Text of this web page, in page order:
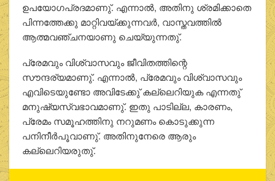
ഉപയോഗപ്രദമാണു്. എന്നാല്‍, അതിനു ശ്രമിക്കാതെ
പിന്നത്തേക്കു മാറ്റിവയ്ക്കുന്നവര്‍, വാസ്തവത്തില്‍
ആത്മവഞ്ചനയാണു ചെയ്യുന്നതു്.
പ്രേമവും വിശ്വാസവും ജീവിതത്തിന്റെ
സൗന്ദര്യമാണു്. എന്നാല്‍, പ്രേമവും വിശ്വാസവും
എവിടെയുണ്ടോ അവിടേക്കു് കല്ലെറിയുക എന്നതു്
മനുഷ്യസ്വഭാവമാണു്. ഇതു പാടില്ല, കാരണം,
പ്രേമം സമൂഹത്തിനു നറുമണം കൊടുക്കുന്ന
പനിനീര്‍പൂവാണു്. അതിനുനേരെ ആരും
കല്ലെറിയരുതു്.